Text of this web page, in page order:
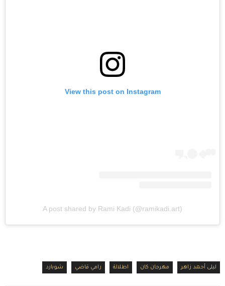
View this post on Instagram
A post shared by Rami Kadi (@ramikadi.art)
ليلى أحمد زاهر مهرجان كان اطلالة رامي قاضي شوبارد